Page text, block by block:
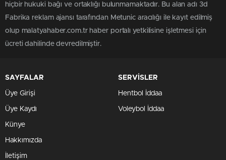
hiçbir hukuki bağı ve ortaklığı bulunmamaktadır. Bu alan adı 3d
Fabrika reklam ajansı tarafından Metunic aracılığı ile kayıt edilmiş
olup malatyahaber.com.tr haber portalı yetkilisine işletmesi için
ücreti dahilinde devredilmiştir.
SAYFALAR
Üye Girişi
Üye Kaydı
Künye
Hakkımızda
İletişim
SERVİSLER
Hentbol İddaa
Voleybol İddaa